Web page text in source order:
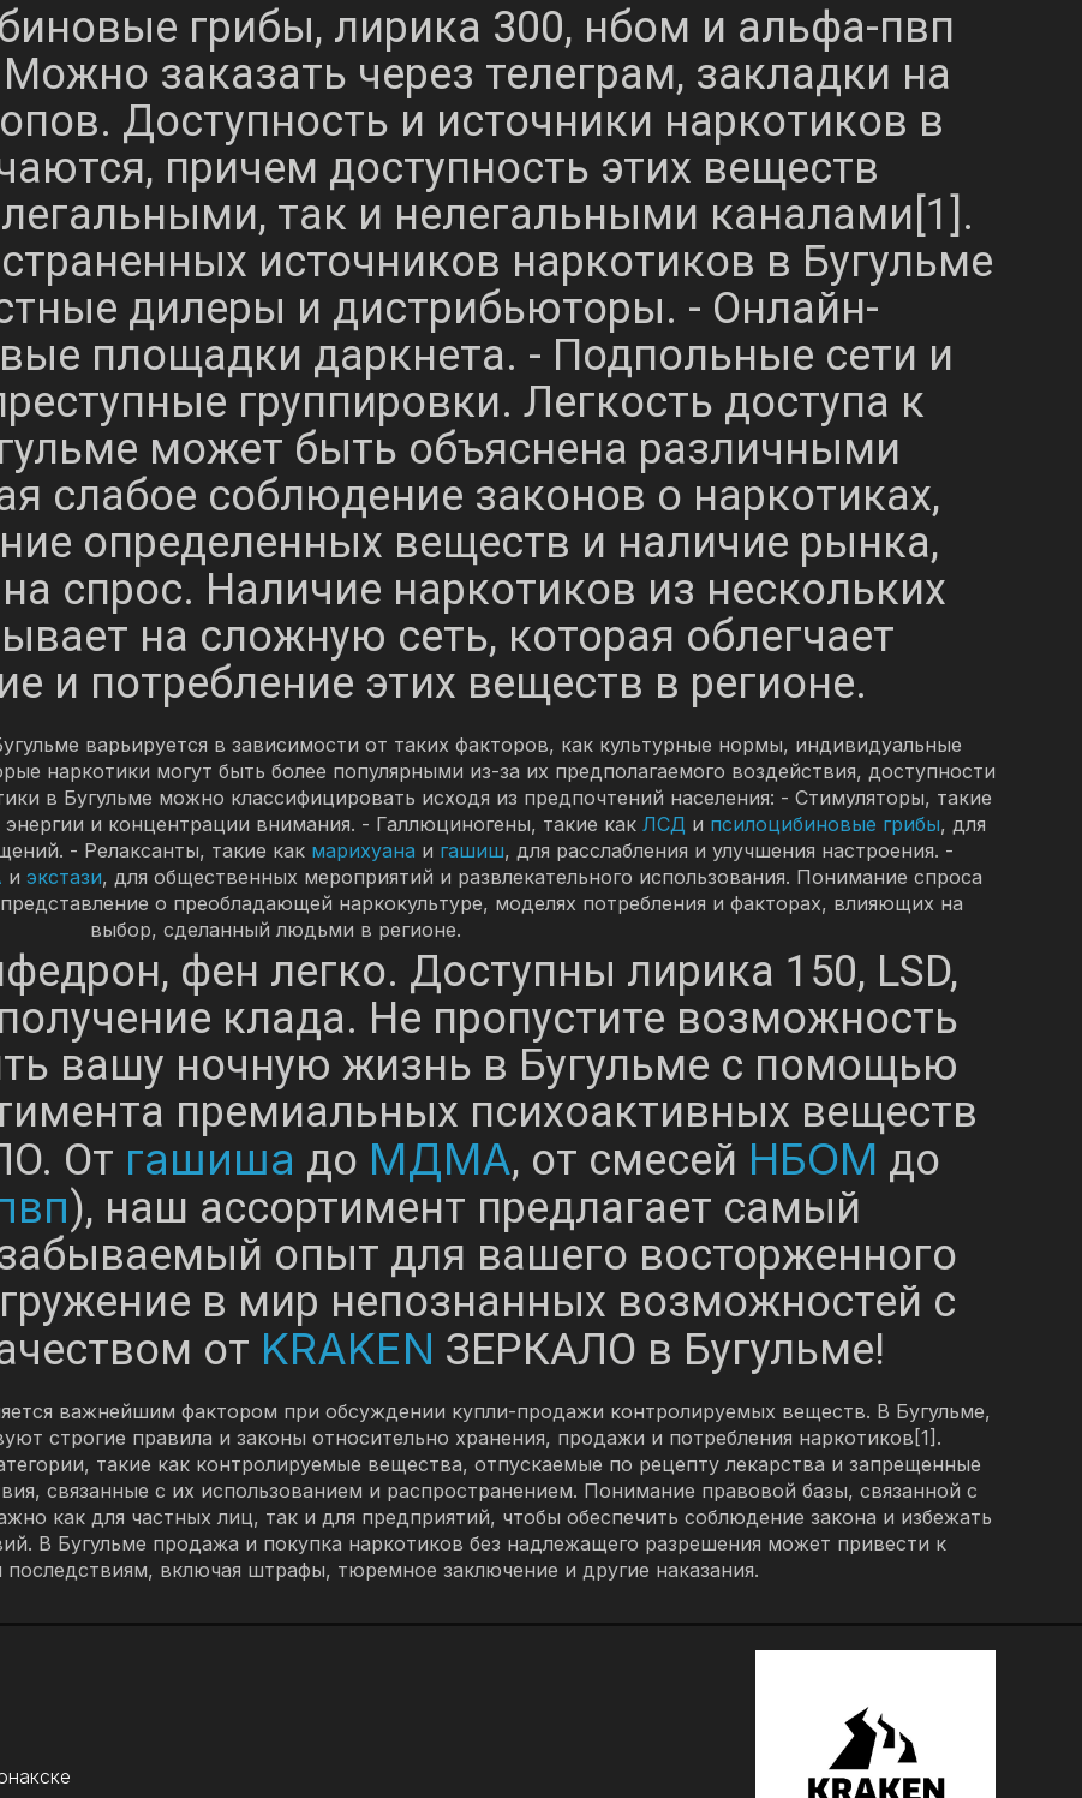
грибы, лирика 300, нбом и альфа-пвп
заказать через телеграм, закладки на
Доступность и источники наркотиков в
причем доступность этих веществ
так и нелегальными каналами[1].
источников наркотиков в Бугульме
дилеры и дистрибьюторы. - Онлайн-
площадки даркнета. - Подпольные сети и
группировки. Легкость доступа к
может быть объяснена различными
слабое соблюдение законов о наркотиках,
определенных веществ и наличие рынка,
спрос. Наличие наркотиков из нескольких
на сложную сеть, которая облегчает
и потребление этих веществ в регионе.
варьируется в зависимости от таких факторов, как культурные нормы, индивидуальные
наркотики могут быть более популярными из-за их предполагаемого воздействия, доступности
в Бугульме можно классифицировать исходя из предпочтений населения: - Стимуляторы, такие
и концентрации внимания. - Галлюциногены, такие как ЛСД и псилоцибиновые грибы, для
- Релаксанты, такие как марихуана и гашиш, для расслабления и улучшения настроения. -
и экстази, для общественных мероприятий и развлекательного использования. Понимание спроса
о преобладающей наркокультуре, моделях потребления и факторах, влияющих на
выбор, сделанный людьми в регионе.
фен легко. Доступны лирика 150, LSD,
клада. Не пропустите возможность
вашу ночную жизнь в Бугульме с помощью
премиальных психоактивных веществ
От гашиша до МДМА, от смесей НБОМ до
), наш ассортимент предлагает самый
опыт для вашего восторженного
в мир непознанных возможностей с
от KRAKEN ЗЕРКАЛО в Бугульме!
важнейшим фактором при обсуждении купли-продажи контролируемых веществ. В Бугульме,
строгие правила и законы относительно хранения, продажи и потребления наркотиков[1].
такие как контролируемые вещества, отпускаемые по рецепту лекарства и запрещенные
связанные с их использованием и распространением. Понимание правовой базы, связанной с
как для частных лиц, так и для предприятий, чтобы обеспечить соблюдение закона и избежать
В Бугульме продажа и покупка наркотиков без надлежащего разрешения может привести к
включая штрафы, тюремное заключение и другие наказания.